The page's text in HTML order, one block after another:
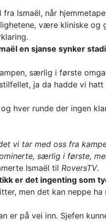
Ismaël, når
være kliniske og
en sjanse synker
særlig i første
ja da hadde vi hatt
hver runde der ingen
vi tar med oss fra
særlig i første,
Ismaël til RoversTV.
er det ingenting som
men det kan neppe
er på vei inn. Sjefen